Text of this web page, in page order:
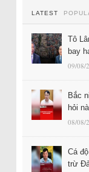
LATEST
Tô
bay
09/08/
Bắc
hỏi
08/08/
Cá
trừ